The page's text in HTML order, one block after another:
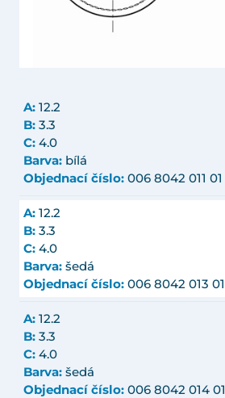
A: 12.2
B: 3.3
C: 4.0
Barva: bílá
Objednací číslo: 006 8042 011 01
A: 12.2
B: 3.3
C: 4.0
Barva: šedá
Objednací číslo: 006 8042 013 01
A: 12.2
B: 3.3
C: 4.0
Barva: šedá
Objednací číslo: 006 8042 014 01